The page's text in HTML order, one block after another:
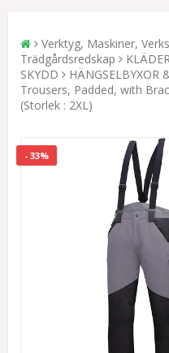
Verktyg, Maskiner,
Trädgårdsredskap
SKYDD
HÄNGSELBYXOR
Trousers, Padded, with
(Storlek : 2XL)
- 33%